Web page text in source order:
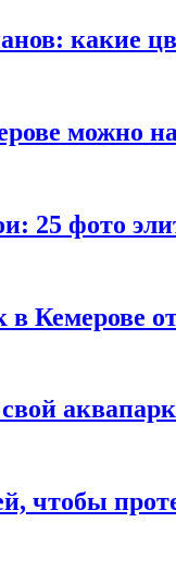
какие
можно
25 фото
Кемерове
чтобы